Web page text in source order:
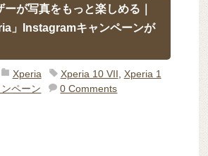
が写真をもっと楽しめる｜
」Instagramキャンペーンが
Xperia Xperia 10 VII, Xperia 1
ペーン 0 Comments